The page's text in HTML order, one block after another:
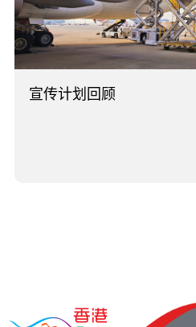
宣传计划回顾